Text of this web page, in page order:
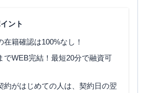
ント
在籍確認は100%なし！
でWEB完結！最短20分で融資可
約がはじめての人は、契約日の翌